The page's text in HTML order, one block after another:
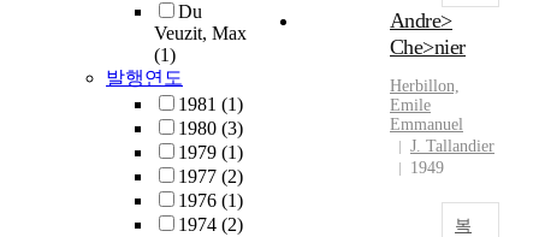
Du
Veuzit, Max
(1)
발행연도
1981 (1)
1980 (3)
1979 (1)
1977 (2)
1976 (1)
1974 (2)
Andre>
Che>nier
Herbillon,
Emile
Emmanuel
J. Tallandier
1949
복